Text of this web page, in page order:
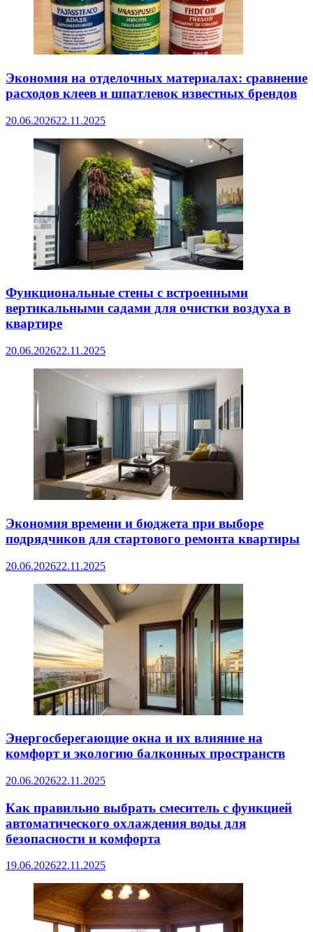
Экономия на отделочных материалах: сравнение
расходов клеев и шпатлевок известных брендов
20.06.202622.11.2025
Функциональные стены с встроенными
вертикальными садами для очистки воздуха в
квартире
20.06.202622.11.2025
Экономия времени и бюджета при выборе
подрядчиков для стартового ремонта квартиры
20.06.202622.11.2025
Энергосберегающие окна и их влияние на
комфорт и экологию балконных пространств
20.06.202622.11.2025
Как правильно выбрать смеситель с функцией
автоматического охлаждения воды для
безопасности и комфорта
19.06.202622.11.2025